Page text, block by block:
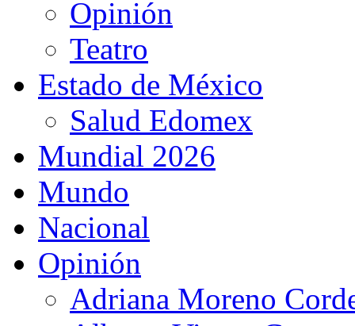
Opinión
Teatro
Estado de México
Salud Edomex
Mundial 2026
Mundo
Nacional
Opinión
Adriana Moreno